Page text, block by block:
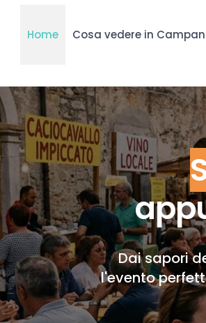
Home Cosa vedere in
Dai sapori
l'evento